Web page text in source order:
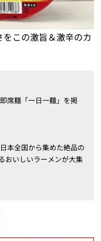
この激旨＆激辛のカ
席麺「一日一麺」を掲
本全国から集めた絶品の
おいしいラーメンが大集